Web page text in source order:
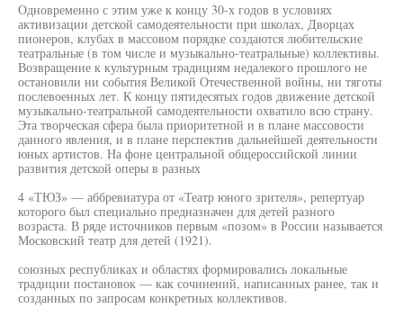
Одновременно с этим уже к концу 30-х годов в условиях
активизации детской самодеятельности при школах, Дворцах
пионеров, клубах в массовом порядке создаются любительские
театральные (в том числе и музыкально-театральные) коллективы.
Возвращение к культурным традициям недалекого прошлого не
остановили ни события Великой Отечественной войны, ни тяготы
послевоенных лет. К концу пятидесятых годов движение детской
музыкально-театральной самодеятельности охватило всю страну.
Эта творческая сфера была приоритетной и в плане массовости
данного явления, и в плане перспектив дальнейшей деятельности
юных артистов. На фоне центральной общероссийской линии
развития детской оперы в разных
4 «ТЮЗ» — аббревиатура от «Театр юного зрителя», репертуар
которого был специально предназначен для детей разного
возраста. В ряде источников первым «позом» в России называется
Московский театр для детей (1921).
союзных республиках и областях формировались локальные
традиции постановок — как сочинений, написанных ранее, так и
созданных по запросам конкретных коллективов.